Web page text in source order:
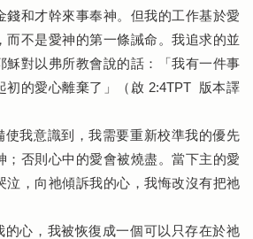
錢和才幹來事奉神。但我的工作基於愛
而不是愛神的第一條誡命。我追求的並
穌對以弗所教會說的話：「我有一件事
初的愛心離棄了」（啟 2:4TPT 版本譯
使我意識到，我需要重新校準我的優先
；否則心中的愛會被燒盡。當下主的愛
泣，向祂傾訴我的心，我悔改沒有把祂
的心，我被恢復成一個可以只存在於祂